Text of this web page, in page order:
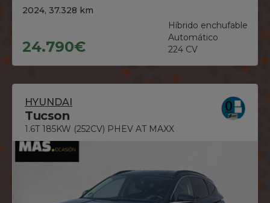
2024, 37.328 km
24.790€
Híbrido enchufable
Automático
224 CV
HYUNDAI
Tucson
1.6T 185KW (252CV) PHEV AT MAXX